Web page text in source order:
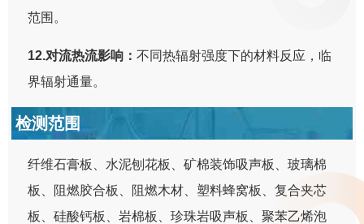
范围。
12.对流热流影响：不同热辐射强度下的材料反应，临
界辐射通量。
检测范围
纤维石膏板、水泥刨花板、矿棉装饰吸声板、玻璃棉
板、阻燃胶合板、阻燃木材、塑料蜂窝板、复合夹芯
板、硅酸钙板、岩棉板、珍珠岩吸声板、聚苯乙烯泡